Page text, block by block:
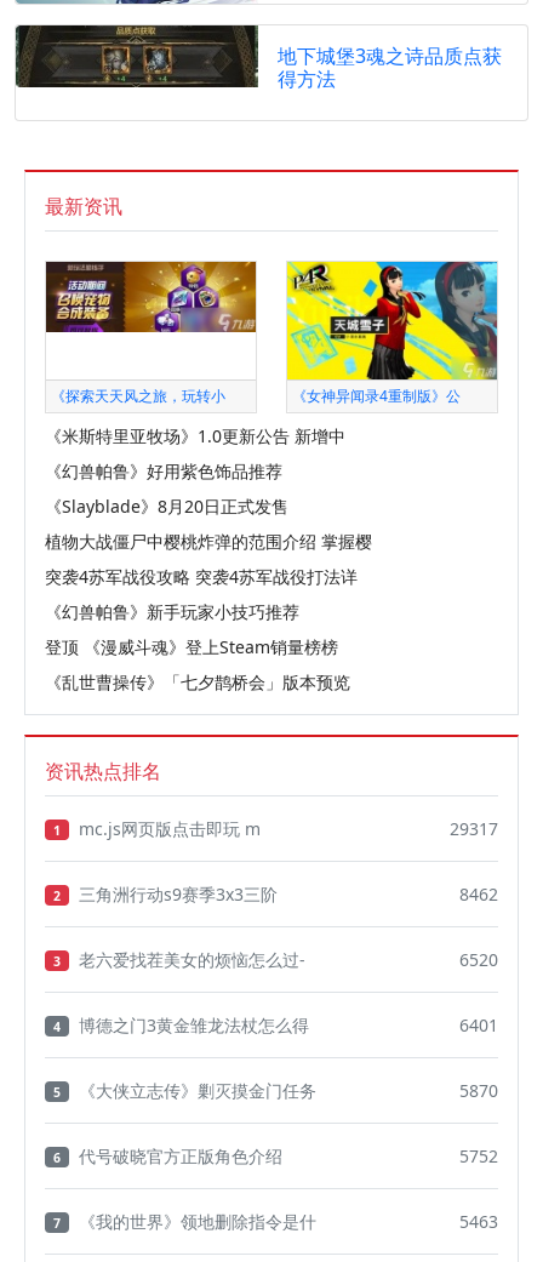
地下城堡3魂之诗品质点获
得方法
最新资讯
《探索天天风之旅，玩转小 《女神异闻录4重制版》公
《米斯特里亚牧场》1.0更新公告 新增中
《幻兽帕鲁》好用紫色饰品推荐
《Slayblade》8月20日正式发售
植物大战僵尸中樱桃炸弹的范围介绍 掌握樱
突袭4苏军战役攻略 突袭4苏军战役打法详
《幻兽帕鲁》新手玩家小技巧推荐
登顶 《漫威斗魂》登上Steam销量榜榜
《乱世曹操传》「七夕鹊桥会」版本预览
资讯热点排名
1 mc.js网页版点击即玩 m 29317
2 三角洲行动s9赛季3x3三阶 8462
3 老六爱找茬美女的烦恼怎么过- 6520
4 博德之门3黄金雏龙法杖怎么得 6401
5 《大侠立志传》剿灭摸金门任务 5870
6 代号破晓官方正版角色介绍 5752
7 《我的世界》领地删除指令是什 5463